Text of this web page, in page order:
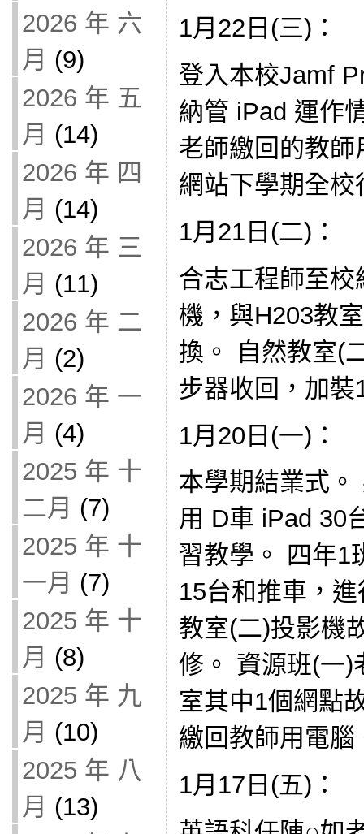
2026 年 六
月 (9)
2026 年 五
月 (14)
2026 年 四
月 (14)
2026 年 三
月 (11)
2026 年 二
月 (2)
2026 年 一
月 (4)
2025 年 十
二月 (7)
2025 年 十
一月 (7)
2025 年 十
月 (8)
2025 年 九
月 (10)
2025 年 八
月 (13)
1月22日(三)：
登入本校Jamf
納管 iPad 運作
老師繳回的教
網站下學期全
1月21日(二)：
合志工程師至
機，與H203教
換。 自然教室(
步器收回，加裝
1月20日(一)：
本學期結業式
用 D車 iPad 30
習教學。 四年1
15台和推車，
教室(二)投影機
修。 資源班(一)
室其中1個網點
繳回教師用電腦
1月17日(五)：